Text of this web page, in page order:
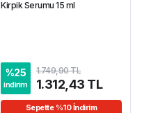
Kirpik Serumu 15 ml
%25
indirim
1.749,90 TL
1.312,43 TL
Sepette %10 İndirim